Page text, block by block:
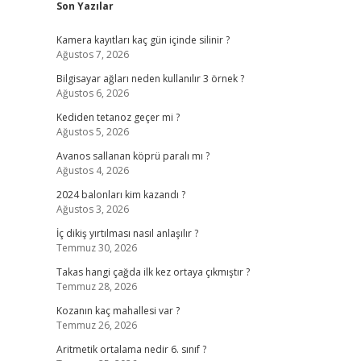
Son Yazılar
Kamera kayıtları kaç gün içinde silinir ?
Ağustos 7, 2026
Bilgisayar ağları neden kullanılır 3 örnek ?
Ağustos 6, 2026
Kediden tetanoz geçer mi ?
Ağustos 5, 2026
Avanos sallanan köprü paralı mı ?
Ağustos 4, 2026
2024 balonları kim kazandı ?
Ağustos 3, 2026
İç dikiş yırtılması nasıl anlaşılır ?
Temmuz 30, 2026
Takas hangi çağda ilk kez ortaya çıkmıştır ?
Temmuz 28, 2026
Kozanın kaç mahallesi var ?
Temmuz 26, 2026
Aritmetik ortalama nedir 6. sınıf ?